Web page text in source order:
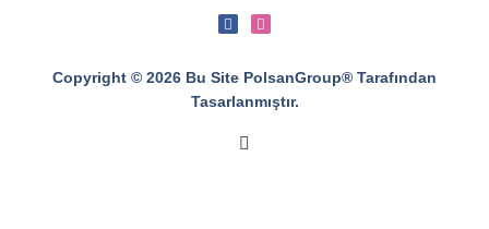
Copyright © 2026 Bu Site PolsanGroup® Tarafından
Tasarlanmıştır.